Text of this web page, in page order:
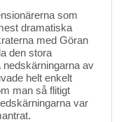
som
dramatiska
med Göran
den stora
nedskärningarna av
helt enkelt
man så flitigt
var